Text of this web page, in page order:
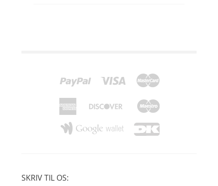
SKRIV TIL OS: